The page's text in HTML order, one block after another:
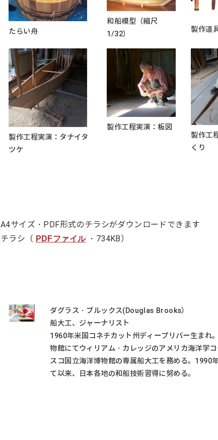
たらい舟
和船模型（縮尺
1/32）
製作道
製作工程実演：タナイタ
ツケ
製作工程実演：板図
製作工
くり
A4サイズ・PDF形式のチラシがダウンロードできます
チラシ（ PDFファイル ・734KB）
ダグラス・ブルックス(Douglas Brooks）
船大工、ジャーナリスト
1960年米国コネチカット州ディープリバー生まれ
物館にてウィリアム・カレッジのアメリカ海洋学
スコ国立海洋博物館の専属船大工を務める。1990
て以来、日本各地の和船技術習得に努める。